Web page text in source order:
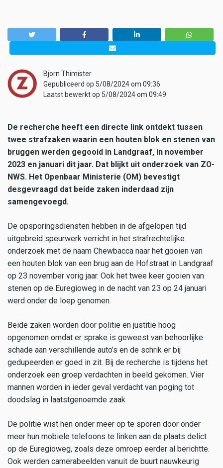
Bjorn Thimister
Gepubliceerd op 5/08/2024 om 09:36
Laatst bewerkt op 5/08/2024 om 09:49
De recherche heeft een directe link ontdekt tussen
twee strafzaken waarin een houten blok en stenen van
bruggen werden gegooid in Landgraaf, in november
2023 en januari dit jaar. Dat blijkt uit onderzoek van ZO-
NWS. Het Openbaar Ministerie (OM) bevestigt
desgevraagd dat beide zaken inderdaad zijn
samengevoegd.
De opsporingsdiensten hebben in de afgelopen tijd
uitgebreid speurwerk verricht in het strafrechtelijke
onderzoek met de naam Chewbacca naar het gooien van
een houten blok van een brug aan de Hofstraat in Landgraaf
op 23 november vorig jaar. Ook het twee keer gooien van
stenen op de Euregioweg in de nacht van 23 op 24 januari
werd onder de loep genomen.
Beide zaken worden door politie en justitie hoog
opgenomen omdat er sprake is geweest van behoorlijke
schade aan verschillende auto’s en de schrik er bij
gedupeerden er goed in zit. Bij de recherche is tijdens het
onderzoek een groep verdachten in beeld gekomen. Vier
mannen worden in ieder geval verdacht van poging tot
doodslag in laatstgenoemde zaak.
De politie wist hen onder meer op te sporen door onder
meer hun mobiele telefoons te linken aan de plaats delict
op de Euregioweg, zoals deze omroep eerder al berichtte.
Ook werden camerabeelden vanuit de buurt nauwkeurig